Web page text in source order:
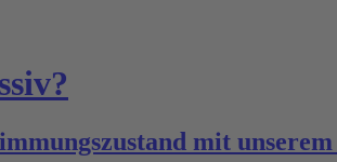
mit unserem